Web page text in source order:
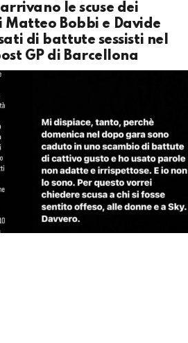
le scuse dei
Bobbi e Davide
di battute sessisti nel
GP di Barcellona